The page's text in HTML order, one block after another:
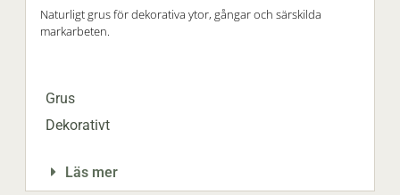
Naturligt grus för dekorativa ytor, gångar och särskilda
markarbeten.
Grus
Dekorativt
Läs mer